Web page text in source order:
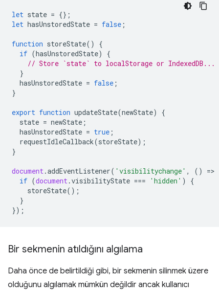
let state = {};
let hasUnstoredState = false ;
function storeState()
{
if (hasUnstoredState)
{
// Store `state` to localStorage or IndexedDB...
}
hasUnstoredState = false ;
}
export function updateState(newState)
{
state = newState ;
hasUnstoredState = true ;
requestIdleCallback(storeState);
}
document.addEventListener( 'visibilitychange' , () =>
if (document.visibilityState === 'hidden' )
{
storeState();
}
});
Bir sekmenin atıldığını algılama
Daha önce de belirtildiği gibi, bir sekmenin silinmek üzere
olduğunu algılamak mümkün değildir ancak kullanıcı